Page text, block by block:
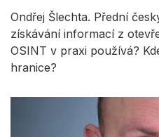
Ondřej Šlechta. Přední
získávání informací z
OSINT v praxi používá?
hranice?